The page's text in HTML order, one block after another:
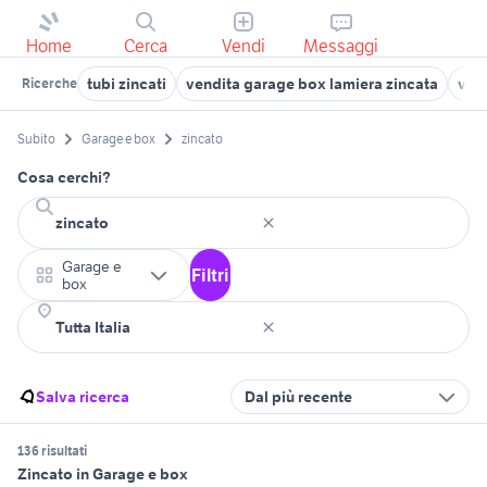
Home Cerca Vendi Messaggi
Ricerche tubi zincati vendita garage box lamiera zincata
Subito Garage e box zincato
Cosa cerchi?
Garage e
box
Filtri
Salva ricerca Dal più recente
136 risultati
Zincato in Garage e box